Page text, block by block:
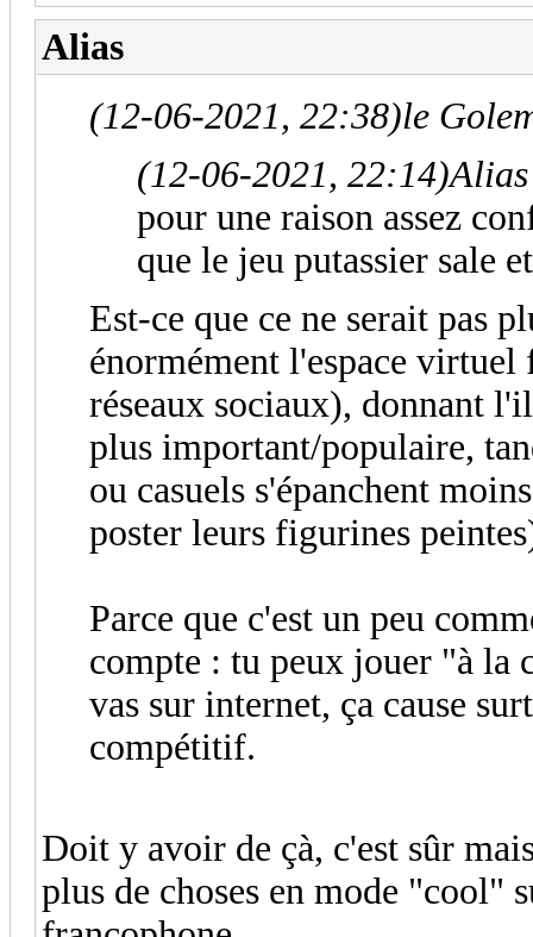
Alias
(12-06-2021, 22:38)le
(12-06-2021, 22:14)
pour une raison assez
que le jeu putassier sale
Est-ce que ce ne serait pas
énormément l'espace
réseaux sociaux), donnant
plus important/populaire,
ou casuels s'épanchent
poster leurs figurines
Parce que c'est un peu
compte : tu peux jouer "à la
vas sur internet, ça cause
compétitif.
Doit y avoir de çà, c'est sûr
plus de choses en mode "cool"